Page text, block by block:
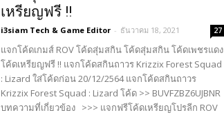
เหรียญฟรี !!
i3siam Tech & Game Editor - ธันวาคม 18, 2021 27
แจกโค้ดเกมส์ ROV โค้ดสุ่มสกิน โค้ดสุ่มสกิน โค้ดเพชรแดง
โค้ดเหรียญฟรี !! แจกโค้ดสกินถาวร Krizzix Forest Squad
: Lizard ใส่โค้ดก่อน 20/12/2564 แจกโค้ดสกินถาวร
Krizzix Forest Squad : Lizard โค้ด >> BUVFZBZ6UJBNR
บทความที่เกี่ยวข้อง >>> แจกฟรีโค้ดเหรียญโปรลีก ROV